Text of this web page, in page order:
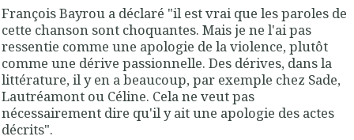
François Bayrou a déclaré "il est vrai que les paroles de
cette chanson sont choquantes. Mais je ne l'ai pas
ressentie comme une apologie de la violence, plutôt
comme une dérive passionnelle. Des dérives, dans la
littérature, il y en a beaucoup, par exemple chez Sade,
Lautréamont ou Céline. Cela ne veut pas
nécessairement dire qu'il y ait une apologie des actes
décrits".